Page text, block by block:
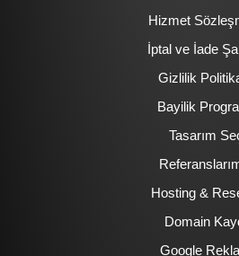
Hizmet
İptal ve İade
Gizlilik
Bayilik
Tasarım
Hosting &
Domain
Google